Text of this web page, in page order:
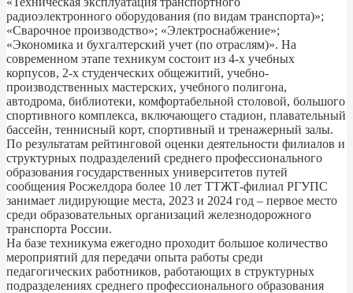
радиоэлектронного оборудования (по видам транспорта)»;
«Сварочное производство»; «Электроснабжение»;
«Экономика и бухгалтерский учет (по отраслям)». На
современном этапе техникум состоит из 4-х учебных
корпусов, 2-х студенческих общежитий, учебно-
производственных мастерских, учебного полигона,
автодрома, библиотеки, комфортабельной столовой, большого
спортивного комплекса, включающего стадион, плавательный
бассейн, теннисный корт, спортивный и тренажерный залы.
По результатам рейтинговой оценки деятельности филиалов и
структурных подразделений среднего профессионального
образования государственных университетов путей
сообщения Росжелдора более 10 лет ТТЖТ-филиал РГУПС
занимает лидирующие места, 2023 и 2024 год – первое место
среди образовательных организаций железнодорожного
транспорта России.
На базе техникума ежегодно проходит большое количество
мероприятий для передачи опыта работы среди
педагогических работников, работающих в структурных
подразделениях среднего профессионального образования